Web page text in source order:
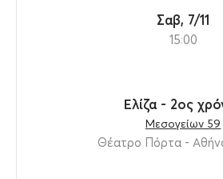
Σαβ, 7/11
15:00
Ελίζα - 2ος
Μεσογείων 59
Θέατρο Πόρτα -